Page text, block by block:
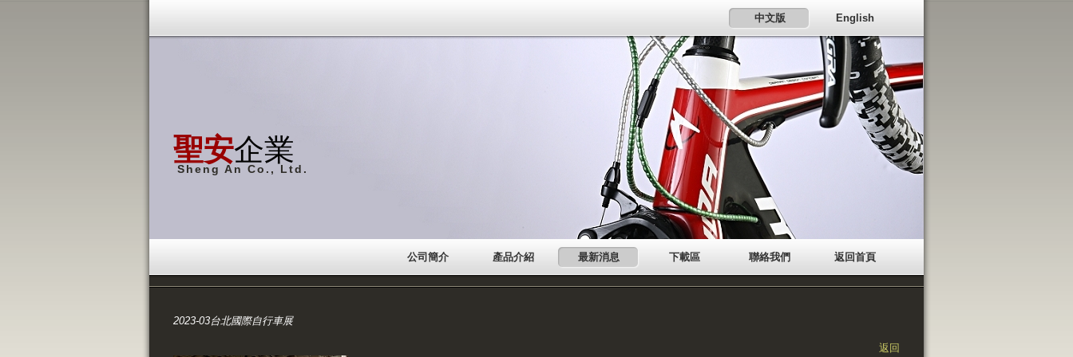
English
中文版
聖安企業
Sheng An Co., Ltd.
返回首頁
聯絡我們
下載區
最新消息
產品介紹
公司簡介
2023-03台北國際自行車展
返回